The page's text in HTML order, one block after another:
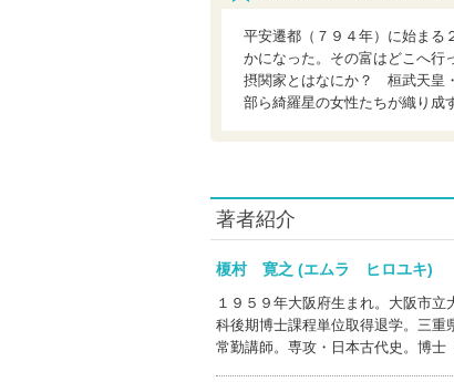
平安遷都（７９４年）に始まる
かになった。その富はどこへ
摂関家とはなにか？ 桓武天皇
部ら綺羅星の女性たちが織り成
著者紹介
榎村 寛之 (エムラ ヒロユキ)
１９５９年大阪府生まれ。大阪市
科後期博士課程単位取得退学。三
常勤講師。専攻・日本古代史。博士